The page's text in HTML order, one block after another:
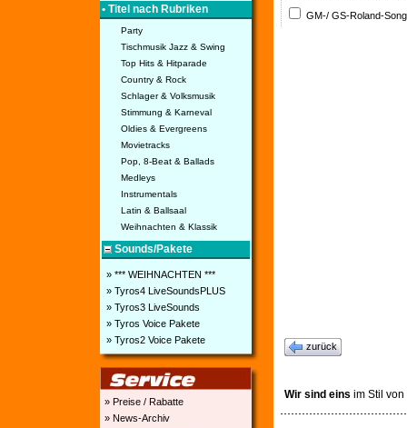
• Titel nach Rubriken
Party
Tischmusik Jazz & Swing
Top Hits & Hitparade
Country & Rock
Schlager & Volksmusik
Stimmung & Karneval
Oldies & Evergreens
Movietracks
Pop, 8-Beat & Ballads
Medleys
Instrumentals
Latin & Ballsaal
Weihnachten & Klassik
Sounds/Pakete
» *** WEIHNACHTEN ***
» Tyros4 LiveSoundsPLUS
» Tyros3 LiveSounds
» Tyros Voice Pakete
» Tyros2 Voice Pakete
» Preise / Rabatte
» News-Archiv
GM-/ GS-Roland-
zurück
Wir sind eins im Stil von